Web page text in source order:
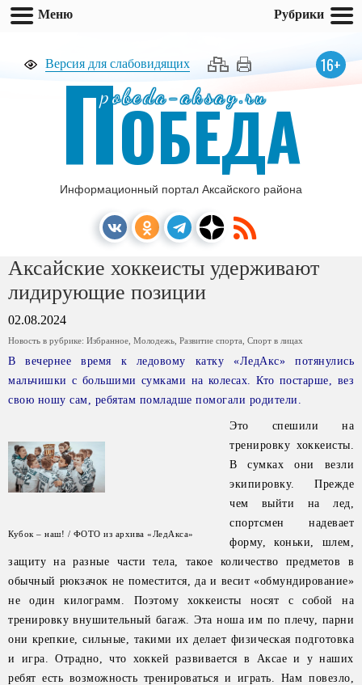
Версия для слабовидящих 16+
pobeda-aksay.ru
ПОБЕДА
Информационный портал Аксайского района
Аксайские хоккеисты удерживают
лидирующие позиции
02.08.2024
Новость в рубрике: Избранное Молодежь Развитие спорта Спорт в лицах
В вечернее время к ледовому катку «ЛедАкс» потянулись
мальчишки с большими сумками на колесах. Кто постарше, вез
свою ношу сам, ребятам помладше помогали родители.
Кубок – наш! / ФОТО из архива «ЛедАкса»
Это спешили на
тренировку хоккеисты.
В сумках они везли
экипировку. Прежде
чем выйти на лед,
спортсмен надевает
форму, коньки, шлем,
защиту на разные части тела, такое количество предметов в
обычный рюкзачок не поместится, да и весит «обмундирование»
не один килограмм. Поэтому хоккеисты носят с собой на
тренировку внушительный багаж. Эта ноша им по плечу, парни
они крепкие, сильные, такими их делает физическая подготовка
и игра. Отрадно, что хоккей развивается в Аксае и у наших
ребят есть возможность тренироваться и играть. Нам повезло,
Меню Рубрики